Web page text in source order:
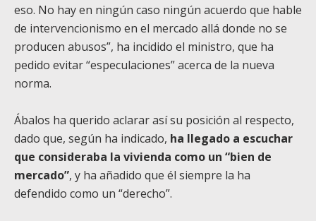
eso. No hay en ningún caso ningún acuerdo que hable
de intervencionismo en el mercado allá donde no se
producen abusos”, ha incidido el ministro, que ha
pedido evitar “especulaciones” acerca de la nueva
norma.
Ábalos ha querido aclarar así su posición al respecto,
dado que, según ha indicado, ha llegado a escuchar
que consideraba la vivienda como un “bien de
mercado”, y ha añadido que él siempre la ha
defendido como un “derecho”.